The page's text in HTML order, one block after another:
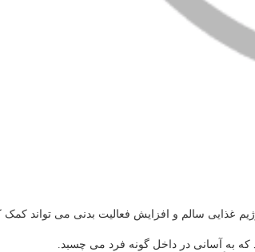
سالم و افزایش فعالیت بدنی می تواند کمک
که به آسانی در داخل گونه فرد می چسبد.